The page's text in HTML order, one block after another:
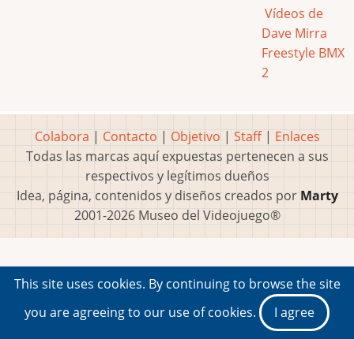
Vídeos de
Dave Mirra
Freestyle BMX
2
Colabora | Contacto | Objetivo | Staff| Enlaces
Todas las marcas aquí expuestas pertenecen a sus
respectivos y legítimos dueños
Idea, página, contenidos y diseños creados por Marty
2001-2026 Museo del Videojuego®
This site uses cookies. By continuing to browse the site
you are agreeing to our use of cookies.
I agree